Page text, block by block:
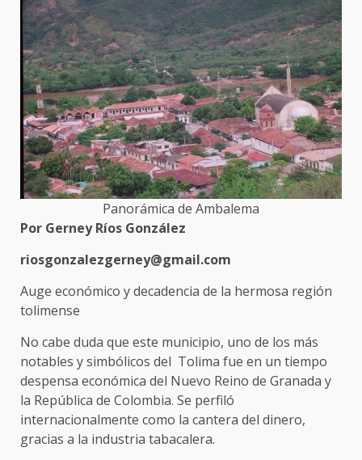
Panorámica de Ambalema
Por Gerney Ríos González
riosgonzalezgerney@gmail.com
Auge económico y decadencia de la hermosa región
tolimense
No cabe duda que este municipio, uno de los más
notables y simbólicos del Tolima fue en un tiempo
despensa económica del Nuevo Reino de Granada y
la República de Colombia. Se perfiló
internacionalmente como la cantera del dinero,
gracias a la industria tabacalera.